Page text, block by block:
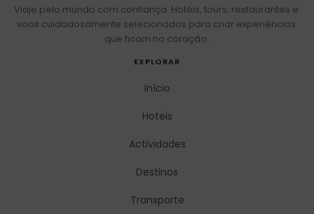
Viaje pelo mundo com confiança. Hotéis, tours, restaurantes e
voos cuidadosamente selecionados para criar experiências
que ficam no coração.
EXPLORAR
Início
Hoteis
Actividades
Destinos
Transporte